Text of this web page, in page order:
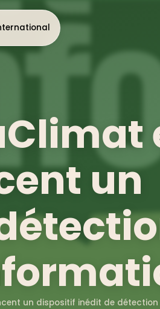
un
un dispositif inédit de